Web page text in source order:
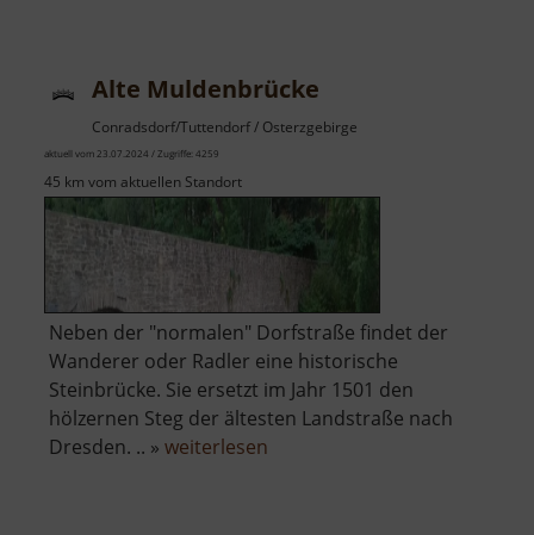
Alte Muldenbrücke
Conradsdorf/Tuttendorf / Osterzgebirge
aktuell vom 23.07.2024 / Zugriffe: 4259
45 km vom aktuellen Standort
Neben der "normalen" Dorfstraße findet der
Wanderer oder Radler eine historische
Steinbrücke. Sie ersetzt im Jahr 1501 den
hölzernen Steg der ältesten Landstraße nach
Dresden. .. » weiterlesen